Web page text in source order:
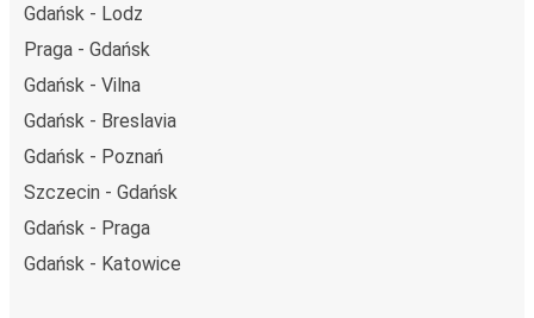
Gdańsk - Lodz
Praga - Gdańsk
Gdańsk - Vilna
Gdańsk - Breslavia
Gdańsk - Poznań
Szczecin - Gdańsk
Gdańsk - Praga
Gdańsk - Katowice